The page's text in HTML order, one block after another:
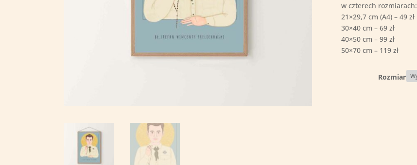
w czterech rozmiarach:
21×29,7 cm (A4) – 49 zł
30×40 cm – 69 zł
40×50 cm – 99 zł
50×70 cm – 119 zł
Rozmiar